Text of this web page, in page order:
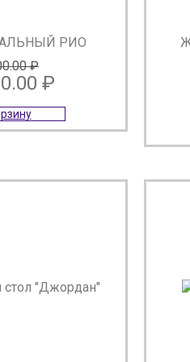
РИО
₽
Первоначальная
цена
составляла
₽
Текущая
цена:
17,800.00 ₽.